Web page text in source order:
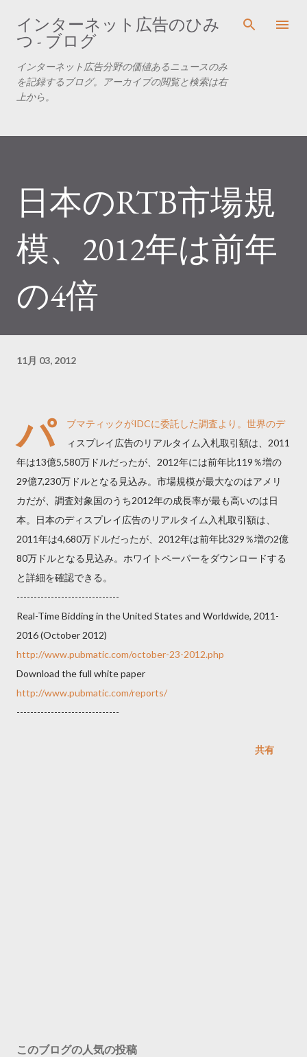
スキップしてメイン コンテンツに移動
インターネット広告のひみ
つ - ブログ
インターネット広告分野の価値あるニュースのみ
を記録するブログ。アーカイブの閲覧と検索は右
上から。
日本のRTB市場規
模、2012年は前年
の4倍
11月 03, 2012
パ
ブマティックがIDCに委託した調査より。世界のデ
ィスプレイ広告のリアルタイム入札取引額は、2011
年は13億5,580万ドルだったが、2012年には前年比119％増の
29億7,230万ドルとなる見込み。市場規模が最大なのはアメリ
カだが、調査対象国のうち2012年の成長率が最も高いのは日
本。日本のディスプレイ広告のリアルタイム入札取引額は、
2011年は4,680万ドルだったが、2012年は前年比329％増の2億
80万ドルとなる見込み。ホワイトペーパーをダウンロードする
と詳細を確認できる。
------------------------------
Real-Time Bidding in the United States and Worldwide, 2011-
2016 (October 2012)
http://www.pubmatic.com/october-23-2012.php
Download the full white paper
http://www.pubmatic.com/reports/
------------------------------
共有
このブログの人気の投稿